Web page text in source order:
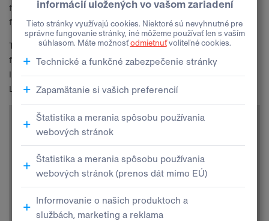
financovania a jeho výška je garantovanápočas celej doby
financovania.
Tatra-Leasing nezabúda na svojich klientov ani po ukončení
financovania a ponúka svoje poistné služby aj po jeho ukončení.
Informujte sa o možnostiach financovania a poistenia cez Tatra-
Leasing.